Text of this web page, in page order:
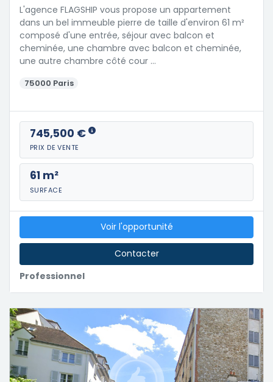
L'agence FLAGSHIP vous propose un appartement
dans un bel immeuble pierre de taille d'environ 61 m²
composé d'une entrée, séjour avec balcon et
cheminée, une chambre avec balcon et cheminée,
une autre chambre côté cour …
75000 Paris
745,500 €
PRIX DE VENTE
61 m²
SURFACE
Professionnel
Voir l'opportunité
Contacter